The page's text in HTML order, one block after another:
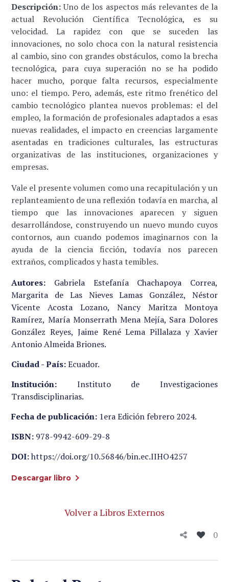
Descripción:Uno de los aspectos más relevantes de la
actual Revolución Científica Tecnológica, es su
velocidad. La rapidez con que se suceden las
innovaciones, no solo choca con la natural resistencia
al cambio, sino con grandes obstáculos, como la brecha
tecnológica, para cuya superación no se ha podido
hacer mucho, porque falta recursos, especialmente
uno: el tiempo. Pero, además, este ritmo frenético del
cambio tecnológico plantea nuevos problemas: el del
empleo, la formación de profesionales adaptados a esas
nuevas realidades, el impacto en creencias largamente
asentadas en tradiciones culturales, las estructuras
organizativas de las instituciones, organizaciones y
empresas.
Vale el presente volumen como una recapitulación y un
replanteamiento de una reflexión todavía en marcha, al
tiempo que las innovaciones aparecen y siguen
desarrollándose, construyendo un nuevo mundo cuyos
contornos, aun cuando podemos imaginarnos con la
ayuda de la ciencia ficción, todavía nos parecen
extraños, complicados y hasta temibles.
Autores: Gabriela Estefanía Chachapoya Correa,
Margarita de Las Nieves Lamas González, Néstor
Vicente Acosta Lozano, Nancy Maritza Montoya
Ramírez, María Monserrath Mena Mejía, Sara Dolores
González Reyes, Jaime René Lema Pillalaza y Xavier
Antonio Almeida Briones.
Ciudad - País:Ecuador.
Institución: Instituto de Investigaciones
Transdisciplinarias.
Fecha de publicación: 1era Edición febrero 2024.
ISBN: 978-9942-609-29-8
DOI: https://doi.org/10.56846/bin.ec.IIHO4257
Descargar libro
Volver a Libros Externos
0